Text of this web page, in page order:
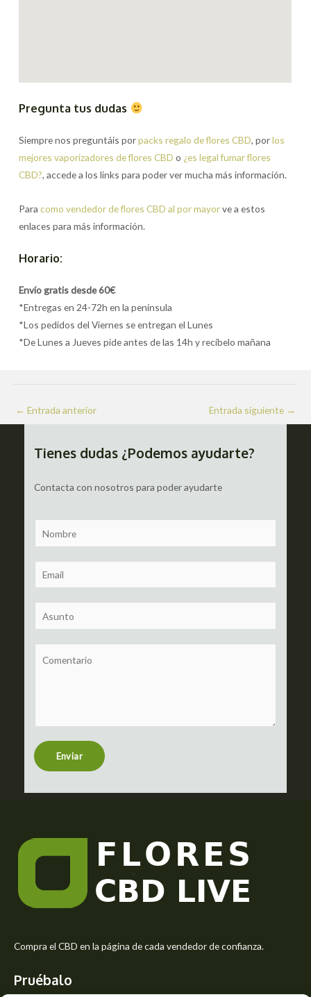
Pregunta tus dudas
Siempre nos preguntáis porpacks regalo de flores CBD, porlos
mejores vaporizadores de flores CBD o ¿es legal fumar flores
CBD?, accede a los links para poder ver mucha más información.
Paracomo vendedor de flores CBD al por mayorve a estos
enlaces para más información.
Horario:
Envío gratis desde 60€
*Entregas en 24-72h en la península
*Los pedidos del Viernes se entregan el Lunes
*De Lunes a Jueves pide antes de las 14h y recíbelo mañana
Navegación
de
← Entrada anterior Entrada siguiente →
Tienes dudas ¿Podemos ayudarte?
Contacta con nosotros para poder ayudarte
a
m
m
a
u
b
t
r
s
e
Enviar
Compra el CBD en la página de cada vendedor de confianza.
Pruébalo